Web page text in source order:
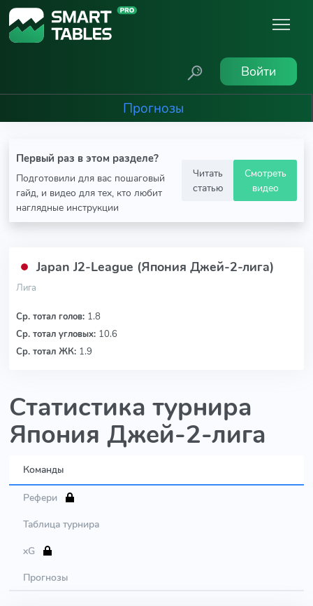
Войти
Прогнозы
Первый раз в этом разделе?
Подготовили для вас пошаговый
гайд, и видео для тех, кто любит
наглядные инструкции
Читать
статью
Смотреть
видео
Japan J2-League (Япония Джей-2-лига)
Лига
Ср. тотал голов: 1.8
Ср. тотал угловых: 10.6
Ср. тотал ЖК: 1.9
Статистика турнира
Япония Джей-2-лига
Команды
Рефери
Таблица турнира
xG
Прогнозы